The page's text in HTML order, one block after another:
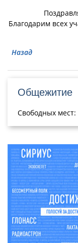
Благодарим всех
Назад
Общежитие
Свободных мест: